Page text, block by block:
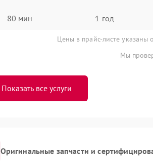
80 мин 1 год
Цены в прайс-листе указаны
Мы
Показать все услуги
Оригинальные запчасти и